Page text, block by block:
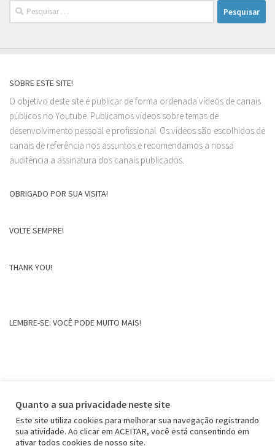
Pesquisar
por:
SOBRE ESTE SITE!
O objetivo deste site é publicar de forma ordenada vídeos de canais
públicos no Youtube. Publicamos vídeos sobre temas de
desenvolvimento pessoal e profissional. Os vídeos são escolhidos de
canais de referência nos assuntos e recomendamos a nossa
auditência a assinatura dos canais publicados.
OBRIGADO POR SUA VISITA!
VOLTE SEMPRE!
THANK YOU!
LEMBRE-SE: VOCÊ PODE MUITO MAIS!
Quanto a sua privacidade neste site
Este site utiliza cookies para melhorar sua navegação registrando
sua atividade. Ao clicar em ACEITAR, você está consentindo em
ativar todos cookies de nosso site.